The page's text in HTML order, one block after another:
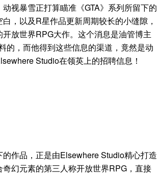
视暴雪正打算瞄准《GTA》系列所留下的
，以及R星作品更新周期较长的小缝隙，
放世界RPG大作。这个消息是油管博主
的，而他得到这些信息的渠道，竟然是动
Studio在领英上的招聘信息！
作品，正是由Elsewhere Studio精心打造
幻元素的第三人称开放世界RPG，直接